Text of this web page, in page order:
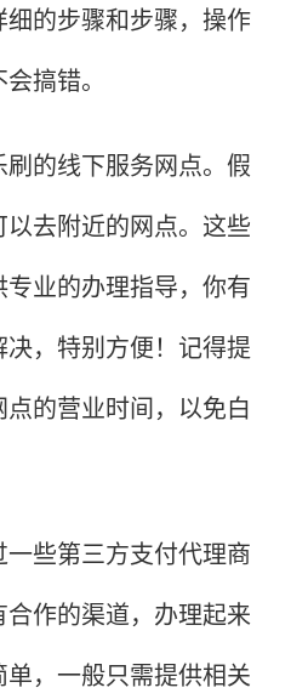
的步骤和步骤，操作
搞错。
的线下服务网点。假
去附近的网点。这些
业的办理指导，你有
，特别方便！记得提
的营业时间，以免白
些第三方支付代理商
作的渠道，办理起来
，一般只需提供相关